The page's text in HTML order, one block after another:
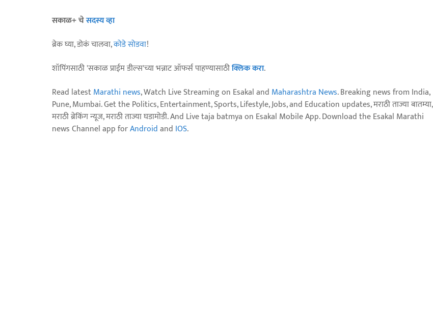
सकाळ+ चेसदस्य व्हा
ब्रेक घ्या, डोकं चालवा,कोडे सोडवा!
शॉपिंगसाठी 'सकाळ प्राईम डील्स'च्या भन्नाट ऑफर्स पाहण्यासाठीक्लिक करा.
Read latestMarathi news, Watch Live Streaming on Esakal and Maharashtra News. Breaking news from India,
Pune, Mumbai. Get the Politics, Entertainment, Sports, Lifestyle, Jobs, and Education updates, मराठी ताज्या बातम्या,
मराठी ब्रेकिंग न्यूज, मराठी ताज्या घडामोडी. And Live taja batmya on Esakal Mobile App. Download the Esakal Marathi
news Channel app forAndroidand IOS.